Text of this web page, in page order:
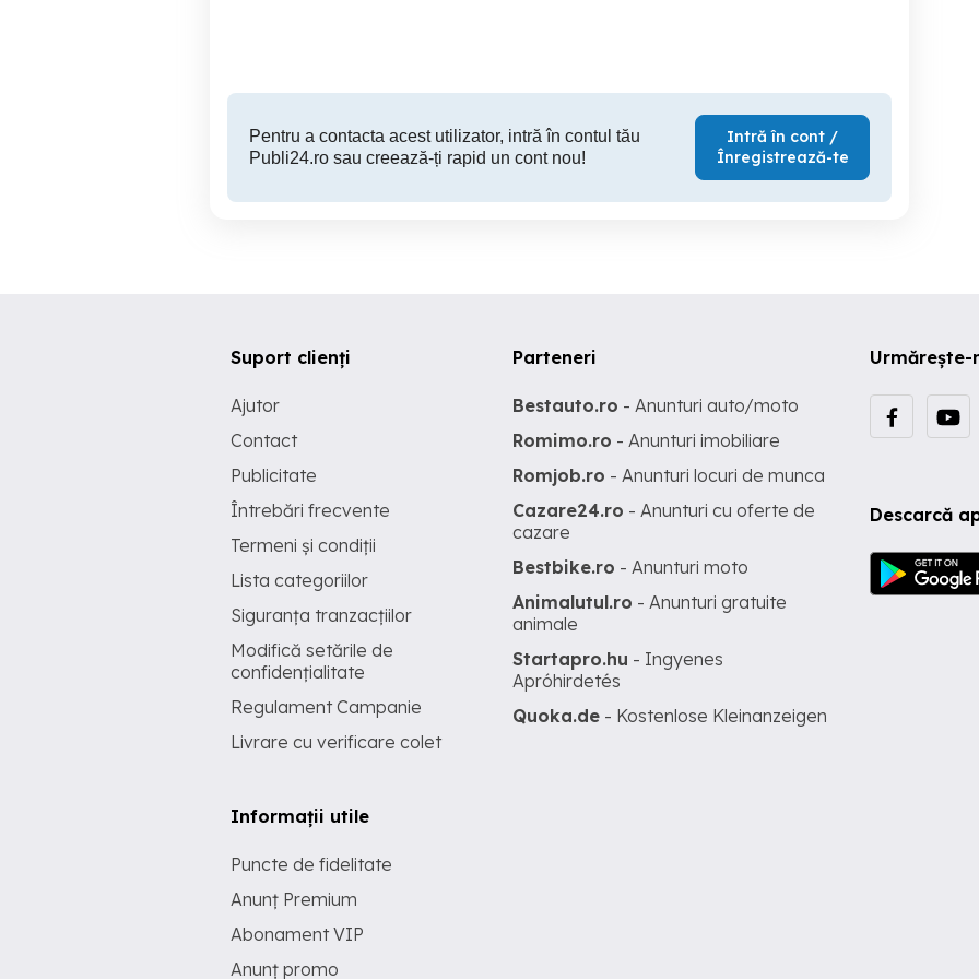
Pentru a contacta acest utilizator, intră în contul tău
Publi24.ro sau creează-ți rapid un cont nou!
Intră în cont /
Înregistrează-te
Urmărește-
Descarcă
Suport clienți
Ajutor
Contact
Publicitate
Întrebări frecvente
Termeni și condiții
Lista categoriilor
Siguranța tranzacțiilor
Modifică setările de
confidențialitate
Regulament Campanie
Livrare cu verificare colet
Informații utile
Puncte de fidelitate
Anunț Premium
Abonament VIP
Anunț promo
Parteneri
Bestauto.ro - Anunturi auto/moto
Romimo.ro - Anunturi imobiliare
Romjob.ro - Anunturi locuri de munca
Cazare24.ro - Anunturi cu oferte de
cazare
Bestbike.ro - Anunturi moto
Animalutul.ro - Anunturi gratuite
animale
Startapro.hu - Ingyenes
Apróhirdetés
Quoka.de - Kostenlose Kleinanzeigen